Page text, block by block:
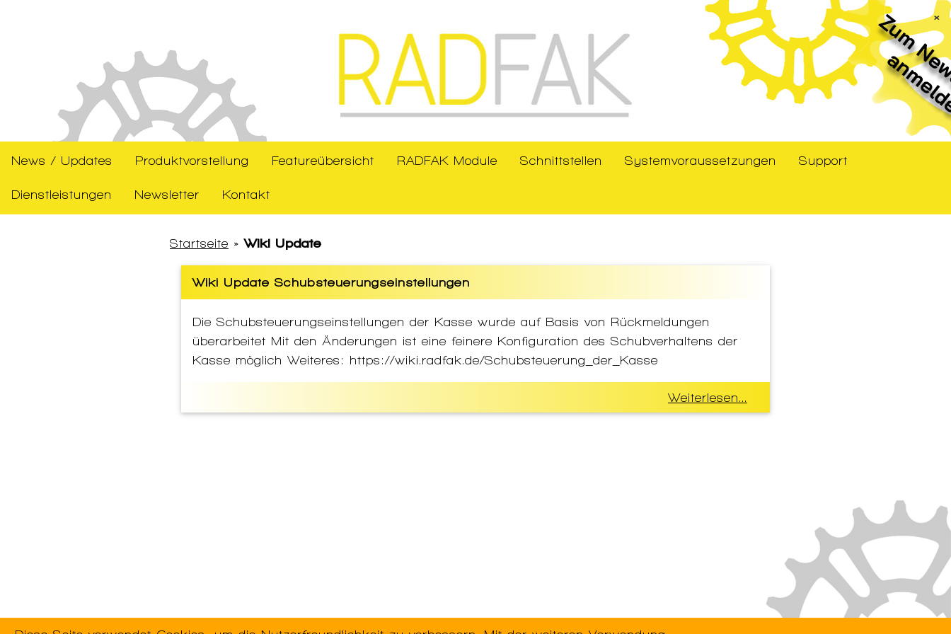
×
News / Updates Produktvorstellung Featureübersicht RADFAK Module Schnittstellen Systemvoraussetzungen Support
Dienstleistungen Newsletter Kontakt
Startseite »Wiki Update
Wiki Update Schubsteuerungseinstellungen
Die Schubsteuerungseinstellungen der Kasse wurde auf Basis von Rückmeldungen
überarbeitet Mit den Änderungen ist eine feinere Konfiguration des Schubverhaltens der
Kasse möglich Weiteres: https://wiki.radfak.de/Schubsteuerung_der_Kasse
Weiterlesen...